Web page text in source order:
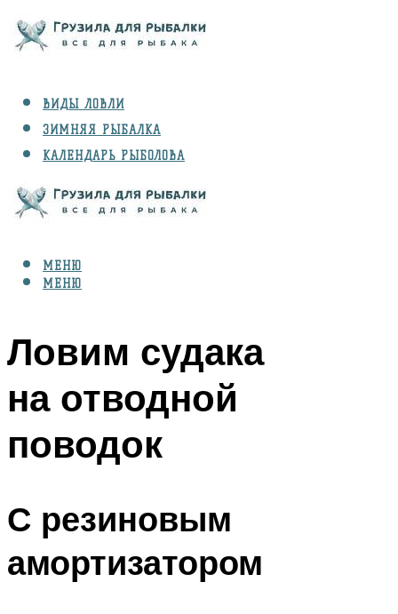
ВИДЫ ЛОВЛИ
ЗИМНЯЯ РЫБАЛКА
КАЛЕНДАРЬ РЫБОЛОВА
СНАРЯЖЕНИЕ
МЕНЮ
МЕНЮ
Ловим судака
на отводной
поводок
С резиновым
амортизатором